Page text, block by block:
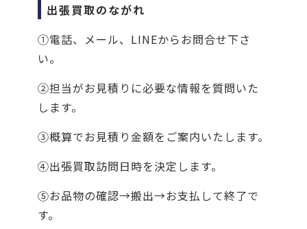
出張買取のながれ
①電話、メール、LINEからお問合せ下さ
い。
②担当がお見積りに必要な情報を質問いた
します。
③概算でお見積り金額をご案内いたします。
④出張買取訪問日時を決定します。
⑤お品物の確認→搬出→お支払して終了で
す。